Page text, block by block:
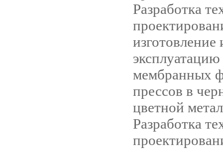
Разработка
изготовление
мембранных
прессов в
цветной
Разработка